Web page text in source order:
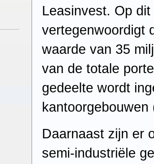
Leasinvest. Op
vertegenwoordigt
waarde van 35
van de totale
gedeelte wordt
Daarnaast zijn er
semi-industriële